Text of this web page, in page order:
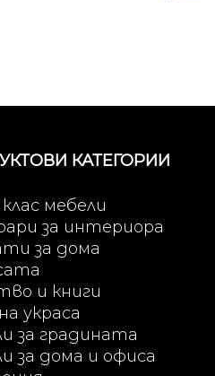
КАТЕГОРИИ
мебели
за интериора
за дома
и книги
украса
за градината
за дома и офиса